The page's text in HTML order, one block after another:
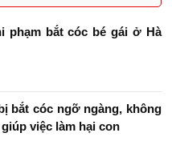
phạm bắt cóc bé gái ở Hà
bắt cóc ngỡ ngàng, không
việc làm hại con